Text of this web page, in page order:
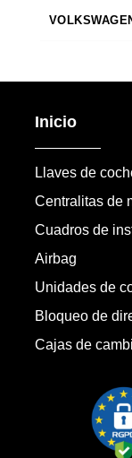
Inicio
Llaves de
Centralitas de
Cuadros de
Airbag
Unidades de
Bloqueo de
Cajas de